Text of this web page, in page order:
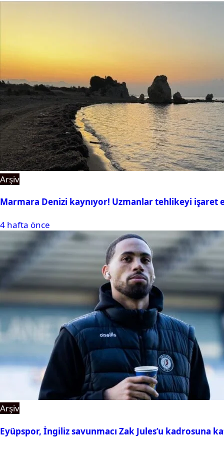
Arşiv
Marmara Denizi kaynıyor! Uzmanlar tehlikeyi işaret
4 hafta önce
Arşiv
Eyüpspor, İngiliz savunmacı Zak Jules’u kadrosuna